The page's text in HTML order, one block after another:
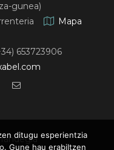
gunea)
Mapa
653723906
ditugu esperientzia
Gune hau erabiltzen